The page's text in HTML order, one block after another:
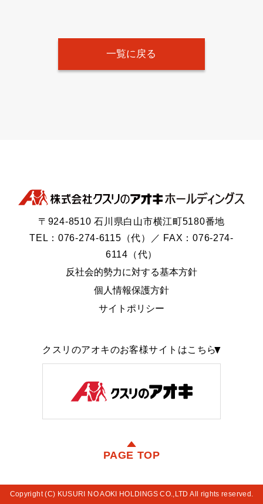
一覧に戻る
〒924-8510 石川県白山市横江町5180番地
TEL：076-274-6115（代）／ FAX：076-274-
6114（代）
反社会的勢力に対する基本方針
個人情報保護方針
サイトポリシー
クスリのアオキのお客様サイトはこちら
PAGE TOP
Copyright (C) KUSURI NO AOKI HOLDINGS CO.,LTD All rights reserved.